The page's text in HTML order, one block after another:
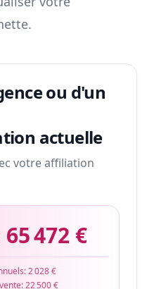
ou d'un
actuelle
votre affiliation
65 472 €
2 028 €
22 500 €